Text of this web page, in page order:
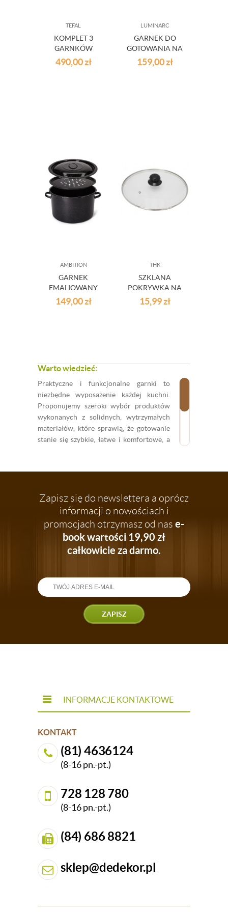
TEFAL
KOMPLET 3
GARNKÓW
INDUKCYJNYCH
TEFAL INGENIO
490,00zł
LUMINARC
GARNEK DO
GOTOWANIA NA
PARZE 2L
159,00zł
AMBITION
GARNEK
EMALIOWANY
POWIDLAK 30
CM OLKUSZ 12 L
149,00zł
THK
SZKLANA
POKRYWKA NA
GARNEK
ŻAROODPORNA
15,99zł
Warto wiedzieć:
Praktyczne i funkcjonalne garnki to
niezbędne wyposażenie każdej kuchni.
Proponujemy szeroki wybór produktów
wykonanych z solidnych, wytrzymałych
materiałów, które sprawią, że gotowanie
stanie się szybkie, łatwe i komfortowe, a
rozbudowane komplety naczyń, garnki do
pewnością znajdziesz produkt idealnie
dostosowany do Twoich potrzeb i
Zapisz się do newslettera a oprócz
informacji o nowościach i
promocjach otrzymasz od nas e-
book wartości 19,90 zł
całkowicie za darmo.
ZAPISZ
INFORMACJE KONTAKTOWE
KONTAKT
(81) 4636124
(8-16 pn.-pt.)
728 128 780
(8-16 pn.-pt.)
(84) 686 8821
sklep@dedekor.pl